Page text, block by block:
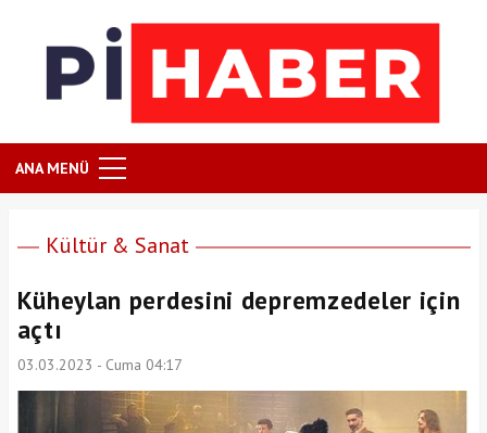
ANA MENÜ
Kültür & Sanat
Küheylan perdesini depremzedeler için
açtı
03.03.2023 - Cuma 04:17